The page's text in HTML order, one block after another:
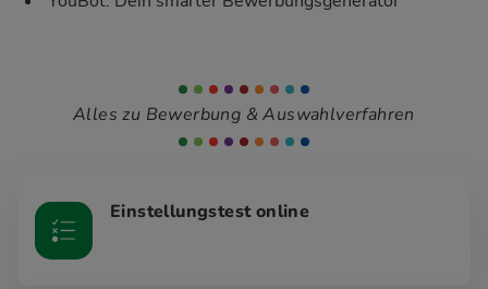
Alles zu Bewerbung & Auswahlverfahren
Einstellungstest online